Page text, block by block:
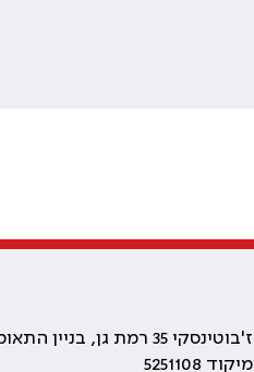
ז'בוטינסקי 35 רמת גן, בניין התאומים 2
מיקוד 5251108